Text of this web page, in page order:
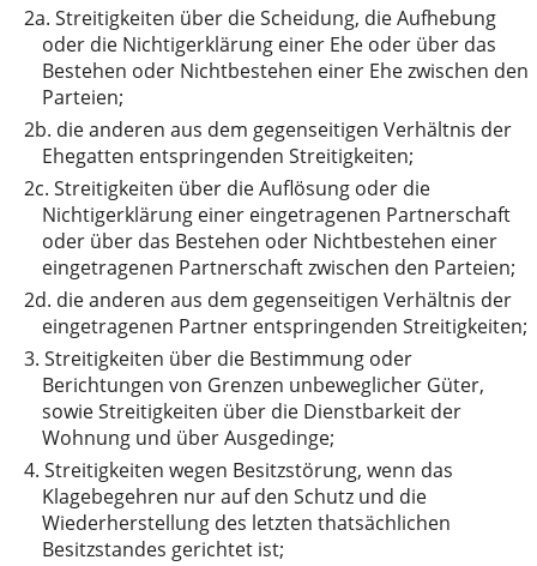
2a. Streitigkeiten über die Scheidung, die Aufhebung
oder die Nichtigerklärung einer Ehe oder über das
Bestehen oder Nichtbestehen einer Ehe zwischen den
Parteien;
2b. die anderen aus dem gegenseitigen Verhältnis der
Ehegatten entspringenden Streitigkeiten;
2c. Streitigkeiten über die Auflösung oder die
Nichtigerklärung einer eingetragenen Partnerschaft
oder über das Bestehen oder Nichtbestehen einer
eingetragenen Partnerschaft zwischen den Parteien;
2d. die anderen aus dem gegenseitigen Verhältnis der
eingetragenen Partner entspringenden Streitigkeiten;
3. Streitigkeiten über die Bestimmung oder
Berichtungen von Grenzen unbeweglicher Güter,
sowie Streitigkeiten über die Dienstbarkeit der
Wohnung und über Ausgedinge;
4. Streitigkeiten wegen Besitzstörung, wenn das
Klagebegehren nur auf den Schutz und die
Wiederherstellung des letzten thatsächlichen
Besitzstandes gerichtet ist;